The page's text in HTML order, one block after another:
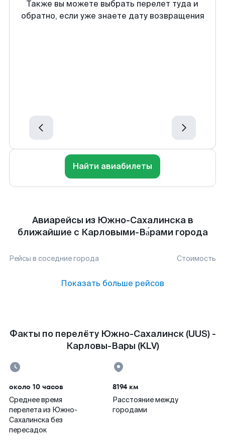
Также вы можете выбрать перелет туда и
обратно, если уже знаете дату возвращения
Найти авиабилеты
Авиарейсы из Южно-Сахалинска в
ближайшие с Карловыми-Ва́рами города
Рейсы в соседние города Стоимость
Показать больше рейсов
Факты по перелёту Южно-Сахалинск (UUS) -
Карловы-Вары (KLV)
около 10 часов
Среднее время
перелета из Южно-
Сахалинска без
пересадок
8194 км
Расстояние между
городами